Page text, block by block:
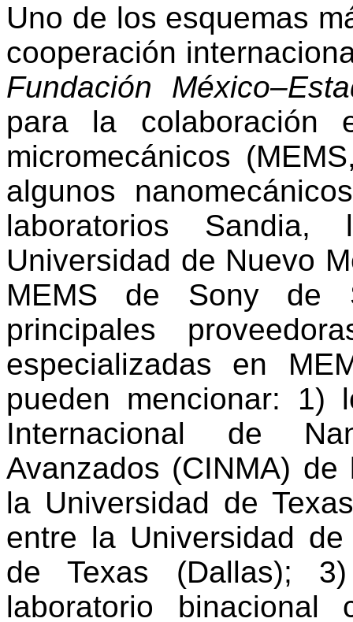
Uno de los esquemas
cooperación
Fundación
para la colaboración
micromecánicos
algunos
laboratorios
Universidad de Nuevo
MEMS de Sony de
principales
especializadas en
pueden mencionar: 1)
Internacional de
Avanzados (CINMA)
la Universidad de
entre la Universidad
de Texas (Dallas);
laboratorio